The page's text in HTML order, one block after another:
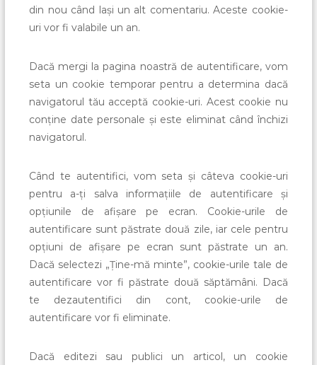
din nou când lași un alt comentariu. Aceste cookie-
uri vor fi valabile un an.
Dacă mergi la pagina noastră de autentificare, vom
seta un cookie temporar pentru a determina dacă
navigatorul tău acceptă cookie-uri. Acest cookie nu
conține date personale și este eliminat când închizi
navigatorul.
Când te autentifici, vom seta și câteva cookie-uri
pentru a-ți salva informațiile de autentificare și
opțiunile de afișare pe ecran. Cookie-urile de
autentificare sunt păstrate două zile, iar cele pentru
opțiuni de afișare pe ecran sunt păstrate un an.
Dacă selectezi „Ține-mă minte”, cookie-urile tale de
autentificare vor fi păstrate două săptămâni. Dacă
te dezautentifici din cont, cookie-urile de
autentificare vor fi eliminate.
Dacă editezi sau publici un articol, un cookie